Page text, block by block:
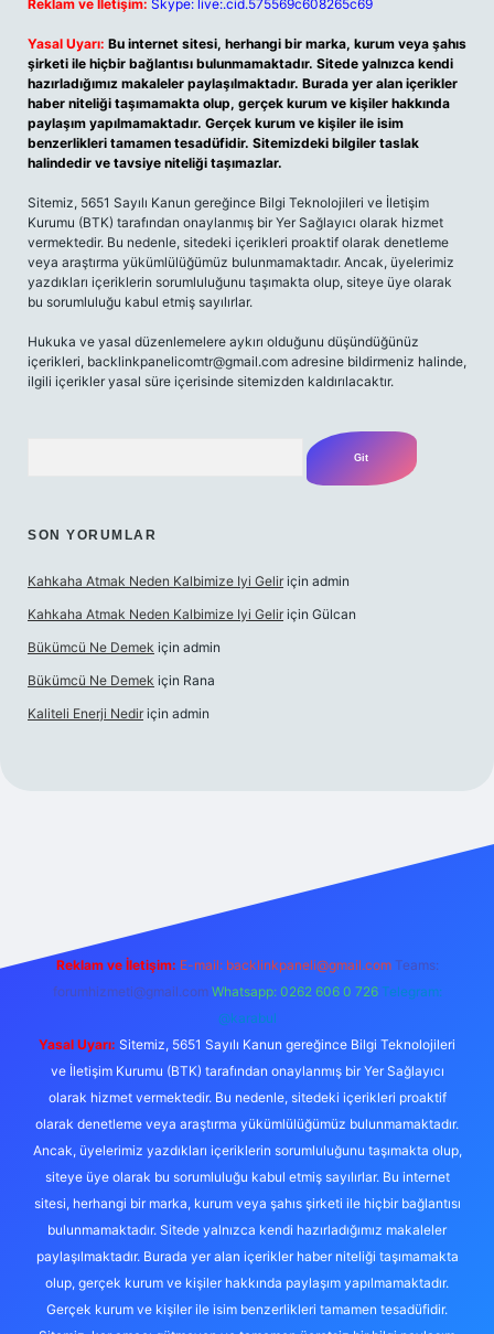
Reklam ve İletişim: Skype: live:.cid.575569c608265c69
Yasal Uyarı: Bu internet sitesi, herhangi bir marka, kurum veya şahıs
şirketi ile hiçbir bağlantısı bulunmamaktadır. Sitede yalnızca kendi
hazırladığımız makaleler paylaşılmaktadır. Burada yer alan içerikler
haber niteliği taşımamakta olup, gerçek kurum ve kişiler hakkında
paylaşım yapılmamaktadır. Gerçek kurum ve kişiler ile isim
benzerlikleri tamamen tesadüfidir. Sitemizdeki bilgiler taslak
halindedir ve tavsiye niteliği taşımazlar.
Sitemiz, 5651 Sayılı Kanun gereğince Bilgi Teknolojileri ve İletişim
Kurumu (BTK) tarafından onaylanmış bir Yer Sağlayıcı olarak hizmet
vermektedir. Bu nedenle, sitedeki içerikleri proaktif olarak denetleme
veya araştırma yükümlülüğümüz bulunmamaktadır. Ancak, üyelerimiz
yazdıkları içeriklerin sorumluluğunu taşımakta olup, siteye üye olarak
bu sorumluluğu kabul etmiş sayılırlar.
Hukuka ve yasal düzenlemelere aykırı olduğunu düşündüğünüz
içerikleri, backlinkpanelicomtr@gmail.com adresine bildirmeniz halinde,
ilgili içerikler yasal süre içerisinde sitemizden kaldırılacaktır.
SON YORUMLAR
Kahkaha Atmak Neden Kalbimize Iyi Gelir için admin
Kahkaha Atmak Neden Kalbimize Iyi Gelir için Gülcan
Bükümcü Ne Demek için admin
Bükümcü Ne Demek için Rana
Kaliteli Enerji Nedir için admin
Reklam ve İletişim: E-mail: backlinkpaneli@gmail.com Teams:
forumhizmeti@gmail.com Whatsapp: 0262 606 0 726 Telegram:
@karabul
Yasal Uyarı: Sitemiz, 5651 Sayılı Kanun gereğince Bilgi Teknolojileri
ve İletişim Kurumu (BTK) tarafından onaylanmış bir Yer Sağlayıcı
olarak hizmet vermektedir. Bu nedenle, sitedeki içerikleri proaktif
olarak denetleme veya araştırma yükümlülüğümüz bulunmamaktadır.
Ancak, üyelerimiz yazdıkları içeriklerin sorumluluğunu taşımakta olup,
siteye üye olarak bu sorumluluğu kabul etmiş sayılırlar. Bu internet
sitesi, herhangi bir marka, kurum veya şahıs şirketi ile hiçbir bağlantısı
bulunmamaktadır. Sitede yalnızca kendi hazırladığımız makaleler
paylaşılmaktadır. Burada yer alan içerikler haber niteliği taşımamakta
olup, gerçek kurum ve kişiler hakkında paylaşım yapılmamaktadır.
Gerçek kurum ve kişiler ile isim benzerlikleri tamamen tesadüfidir.